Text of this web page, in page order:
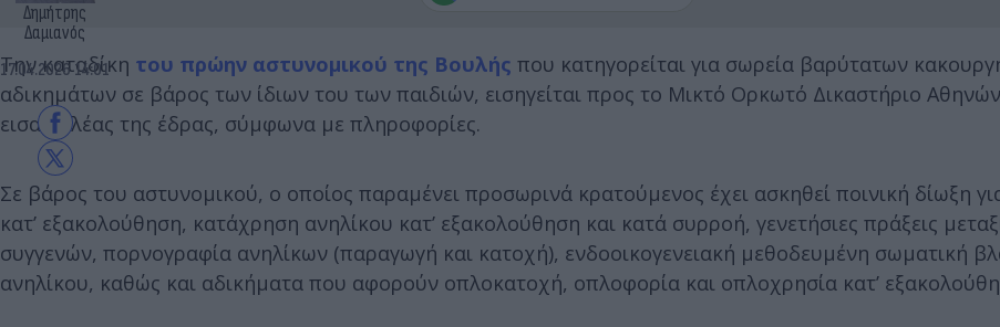
Δημήτρης
Δαμιανός
17.04.2026 14:01
Την καταδίκη του πρώην αστυνομικού της Βουλής που κατηγορείται για σωρεία βαρύτατων
αδικημάτων σε βάρος των ίδιων του των παιδιών, εισηγείται προς το Μικτό Ορκωτό Δικαστήριο
εισαγγελέας της έδρας, σύμφωνα με πληροφορίες.
Σε βάρος του αστυνομικού, ο οποίος παραμένει προσωρινά κρατούμενος έχει ασκηθεί ποινική δίωξη
κατ’ εξακολούθηση, κατάχρηση ανηλίκου κατ’ εξακολούθηση και κατά συρροή, γενετήσιες πράξεις
συγγενών, πορνογραφία ανηλίκων (παραγωγή και κατοχή), ενδοοικογενειακή μεθοδευμένη σωματική
ανηλίκου, καθώς και αδικήματα που αφορούν οπλοκατοχή, οπλοφορία και οπλοχρησία κατ’